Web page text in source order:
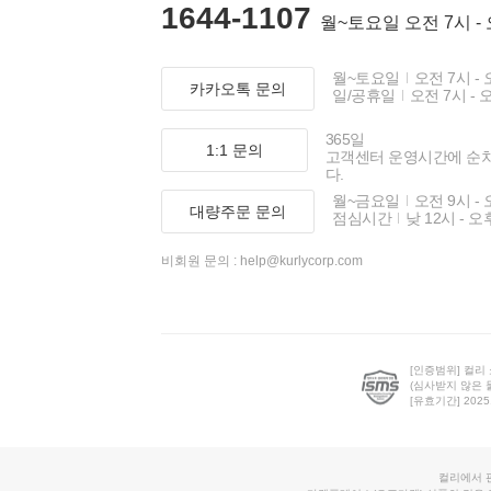
1644-1107 월~토요일 오전 7시 -
카카오톡 문의
월~토요일
오전 7시 -
일/공휴일
오전 7시 -
1:1 문의
365일
고객센터 운영시간에 순
다.
대량주문 문의
월~금요일
오전 9시 -
점심시간
낮 12시 - 오
비회원 문의 : help@kurlycorp.com
[인증범위] 컬리
(심사받지 않은
[유효기간]
컬리에서